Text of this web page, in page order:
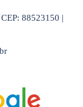
88523150 |